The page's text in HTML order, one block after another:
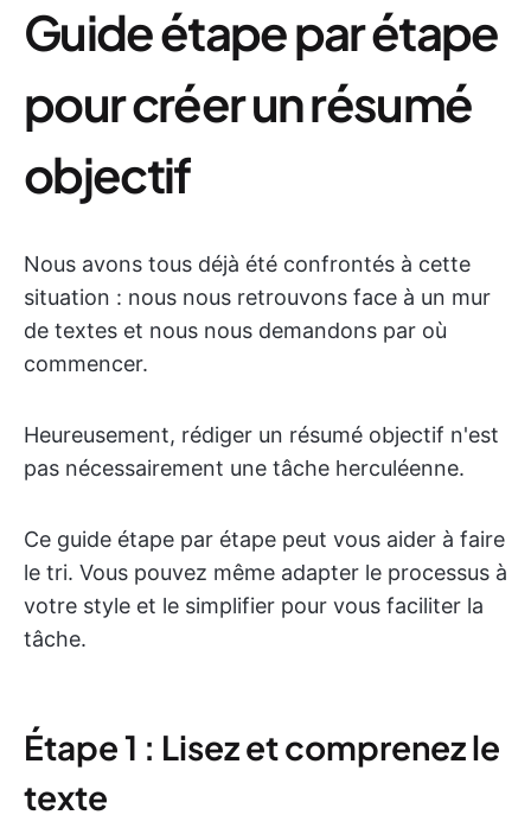
Guide étape par étape
pour créer un résumé
objectif
Nous avons tous déjà été confrontés à cette
situation : nous nous retrouvons face à un mur
de textes et nous nous demandons par où
commencer.
Heureusement, rédiger un résumé objectif n'est
pas nécessairement une tâche herculéenne.
Ce guide étape par étape peut vous aider à faire
le tri. Vous pouvez même adapter le processus à
votre style et le simplifier pour vous faciliter la
tâche.
Étape 1 : Lisez et comprenez le
texte